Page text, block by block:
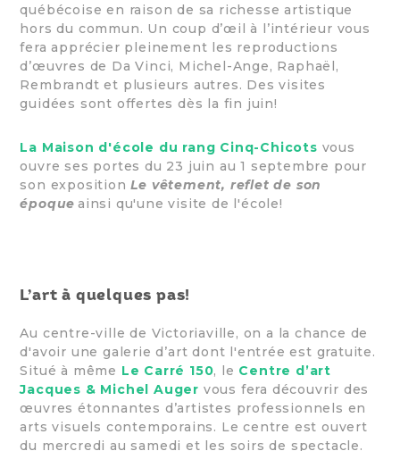
québécoise en raison de sa richesse artistique
hors du commun. Un coup d’œil à l’intérieur vous
fera apprécier pleinement les reproductions
d’œuvres de Da Vinci, Michel-Ange, Raphaël,
Rembrandt et plusieurs autres. Des visites
guidées sont offertes dès la fin juin!
La Maison d'école du rang Cinq-Chicots vous
ouvre ses portes du 23 juin au 1 septembre pour
son expositionLe vêtement, reflet de son
époque ainsi qu'une visite de l'école!
L’art à quelques pas!
Au centre-ville de Victoriaville, on a la chance de
d'avoir une galerie d’art dont l'entrée est gratuite.
Situé à même Le Carré 150, le Centre d’art
Jacques & Michel Auger vous fera découvrir des
œuvres étonnantes d’artistes professionnels en
arts visuels contemporains. Le centre est ouvert
du mercredi au samedi et les soirs de spectacle.